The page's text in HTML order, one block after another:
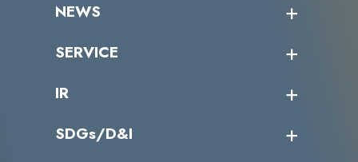
トップメッセージ
ミッション／ビジョン
パートナー企業一覧
NEWS
サイバーニュース
SERVICE
カテゴリー別サービス一覧
IR
IRカレンダー
SDGs/D&I